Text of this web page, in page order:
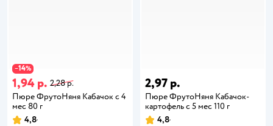
−14%
1,94 р. 2,28 р.
Пюре ФрутоНяня Кабачок с 4
мес 80 г
4,8
2,97 р.
Пюре ФрутоНяня Кабачок-
картофель с 5 мес 110 г
4,8